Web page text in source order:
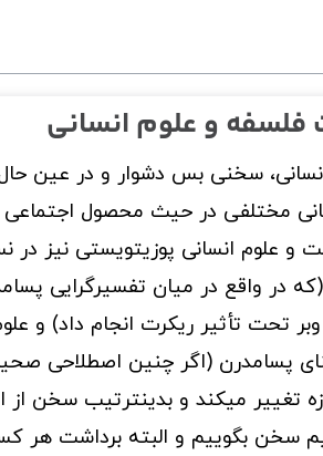
و علوم انسانی
سخنی بس دشوار و در عین
مختلفی در حیث محصول
و علوم انسانی پوزیتویستی نیز
در واقع در میان تفسیرگرایی
وبر تحت تأثیر ریکرت انجام داد) و
پسامدرن (اگر چنین اصطلاحی
تغییر میکند و بدینترتیب سخن از
سخن بگوییم و البته برداشت